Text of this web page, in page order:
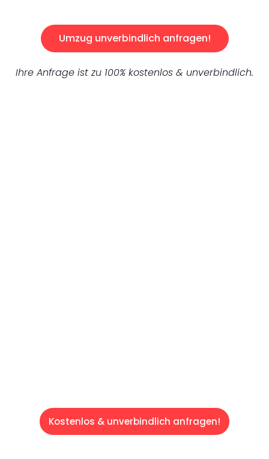
Umzug unverbindlich anfragen!
Ihre Anfrage ist zu 100% kostenlos & unverbindlich.
Kostenlos & unverbindlich anfragen!